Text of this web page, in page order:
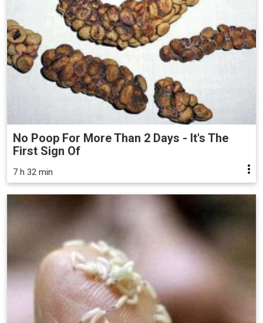
No Poop For More Than 2 Days - It's The
First Sign Of
7 h 32 min